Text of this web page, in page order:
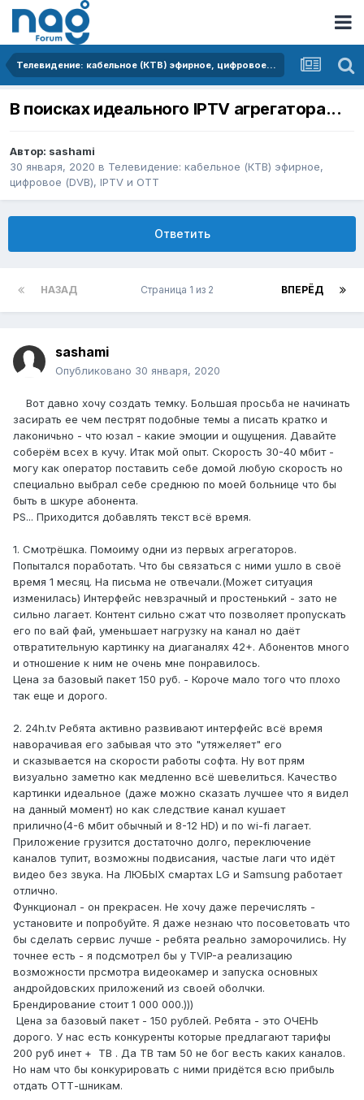
Телевидение: кабельное (КТВ) эфирное, цифровое (DVB), IPTV и OTT
В поисках идеального IPTV агрегатора...
Автор: sashami
30 января, 2020 в Телевидение: кабельное (КТВ) эфирное,
цифровое (DVB), IPTV и OTT
Ответить
НАЗАД ВПЕРЁД
Страница 1 из 2
sashami
Опубликовано 30 января, 2020
Вот давно хочу создать темку. Большая просьба не начинать
засирать ее чем пестрят подобные темы а писать кратко и
лаконичьно - что юзал - какие эмоции и ощущения. Давайте
соберём всех в кучу. Итак мой опыт. Скорость 30-40 мбит -
могу как оператор поставить себе домой любую скорость но
специально выбрал себе среднюю по моей больнице что бы
быть в шкуре абонента.
PS... Приходится добавлять текст всё время.
1. Смотрёшка. Помоиму одни из первых агрегаторов.
Попытался поработать. Что бы связаться с ними ушло в своё
время 1 месяц. На письма не отвечали.(Может ситуация
изменилась) Интерфейс невзрачный и простенький - зато не
сильно лагает. Контент сильно сжат что позволяет пропускать
его по вай фай, уменьшает нагрузку на канал но даёт
отвратительную картинку на диаганалях 42+. Абонентов много
и отношение к ним не очень мне понравилось.
Цена за базовый пакет 150 руб. - Короче мало того что плохо
так еще и дорого.
2. 24h.tv Ребята активно развивают интерфейс всё время
наворачивая его забывая что это "утяжеляет" его
и сказывается на скорости работы софта. Ну вот прям
визуально заметно как медленно всё шевелиться. Качество
картинки идеальное (даже можно сказать лучшее что я видел
на данный момент) но как следствие канал кушает
прилично(4-6 мбит обычный и 8-12 HD) и по wi-fi лагает.
Приложение грузится достаточно долго, переключение
каналов тупит, возможны подвисания, частые лаги что идёт
видео без звука. На ЛЮБЫХ смартах LG и Samsung работает
отлично.
Функционал - он прекрасен. Не хочу даже перечислять -
установите и попробуйте. Я даже незнаю что посоветовать что
бы сделать сервис лучше - ребята реально заморочились. Ну
точнее есть - я подсмотрел бы у TVIP-а реализацию
возможности прсмотра видеокамер и запуска основных
андройдовских приложений из своей оболчки.
Брендирование стоит 1 000 000.)))
Цена за базовый пакет - 150 рублей. Ребята - это ОЧЕНЬ
дорого. У нас есть конкуренты которые предлагают тарифы
200 руб инет + ТВ . Да ТВ там 50 не бог весть каких каналов.
Но нам что бы конкурировать с ними придётся всю прибыль
отдать ОТТ-шникам.